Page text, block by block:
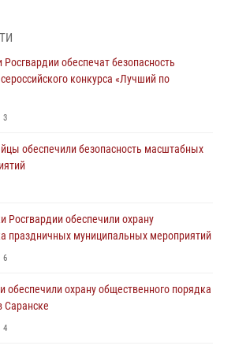
посвящённых 25-летию канонизации
в кафе
телесных повреждений супруге
обеспечат безопасность
конкурса «Лучший по
3
обеспечили безопасность масштабных
Росгвардии обеспечили охрану
праздничных муниципальных мероприятий
6
обеспечили охрану общественного порядка
Саранске
4